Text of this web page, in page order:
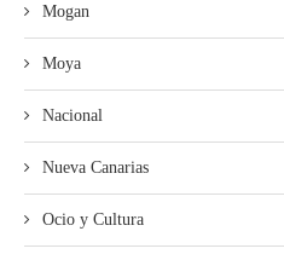
Mogan
Moya
Nacional
Nueva Canarias
Ocio y Cultura